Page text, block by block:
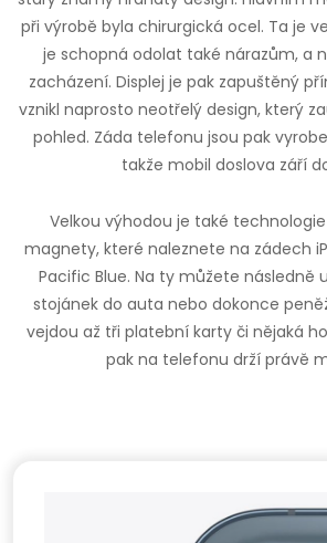
při výrobě byla chirurgická ocel. Ta je
je schopná odolat také nárazům, a
zacházení. Displej je pak zapuštěný
vznikl naprosto neotřelý design, který
pohled. Záda telefonu jsou pak
takže mobil doslova září
Velkou výhodou je také
magnety, které naleznete na zádech
Pacific Blue. Na ty můžete následně
stojánek do auta nebo dokonce
vejdou až tři platební karty či nějaká
pak na telefonu drží právě